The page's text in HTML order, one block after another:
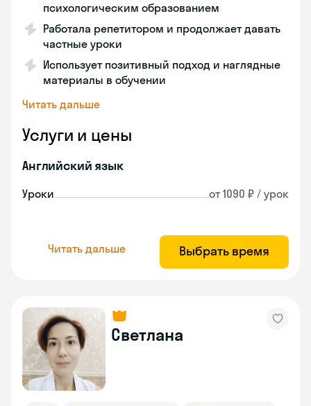
психологическим образованием
Работала репетитором и продолжает давать
частные уроки
Использует позитивный подход и наглядные
материалы в обучении
Читать дальше
Услуги и цены
Английский язык
Уроки от 1090 ₽ / урок
Читать дальше Выбрать время
Светлана